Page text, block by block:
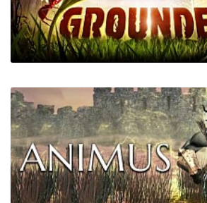
Pentagonal Saloon
Grounded